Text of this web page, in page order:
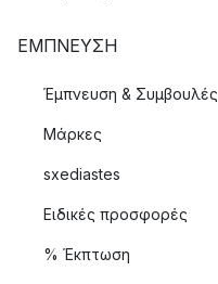
ΈΜΠΝΕΥΣΗ
Έμπνευση & Συμβουλές
Μάρκες
sxediastes
Ειδικές προσφορές
% Έκπτωση